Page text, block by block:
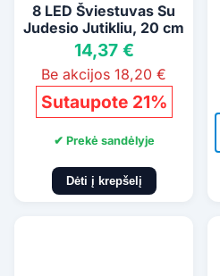
8 LED Šviestuvas Su
Judesio Jutikliu, 20 cm
14,37 €
Be akcijos 18,20 €
Sutaupote 21%
✔ Prekė sandėlyje
Dėti į krepšelį